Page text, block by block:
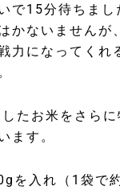
で15分待ちまし
かないません
力になってく
たお米をさら
ます。
を入れ（1袋で